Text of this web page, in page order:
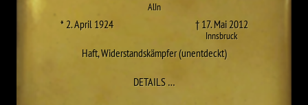
AlIn
* 2. April 1924 † 17. Mai 2012
Innsbruck
Haft,Widerstandskämpfer (unentdeckt)
DETAILS…ZU EDUARD GRÜNEWALD